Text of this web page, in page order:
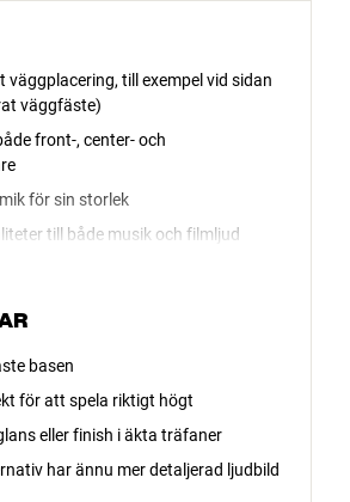
väggplacering, till exempel vid sidan
väggfäste)
front-, center- och
för sin storlek
till både musik och filmljud
basen
för att spela riktigt högt
eller finish i äkta träfaner
har ännu mer detaljerad ljudbild